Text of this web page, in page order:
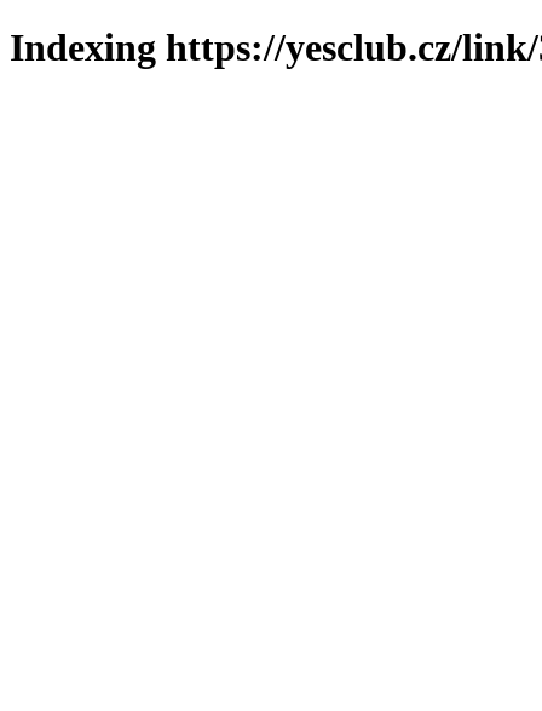
Indexing https://yesclub.cz/link/